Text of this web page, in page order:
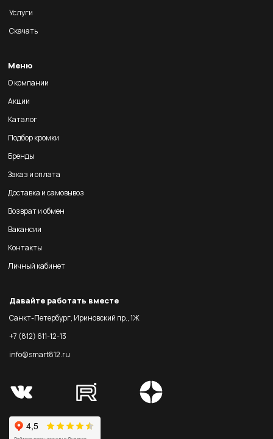
Услуги
Скачать
Меню
О компании
Акции
Каталог
Подбор кромки
Бренды
Заказ и оплата
Доставка и самовывоз
Возврат и обмен
Вакансии
Контакты
Личный кабинет
Давайте работать вместе
Санкт-Петербург, Ириновский пр., 1Ж
+7 (812) 611-12-13
info@smart812.ru